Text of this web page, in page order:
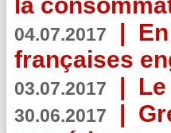
04.07.2017 |
françaises
03.07.2017 |
30.06.2017 |